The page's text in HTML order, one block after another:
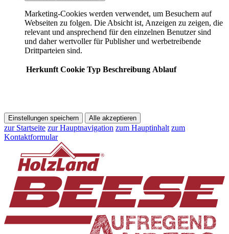
Marketing-Cookies werden verwendet, um Besuchern auf
Webseiten zu folgen. Die Absicht ist, Anzeigen zu zeigen, die
relevant und ansprechend für den einzelnen Benutzer sind
und daher wertvoller für Publisher und werbetreibende
Drittparteien sind.
Herkunft Cookie Typ Beschreibung Ablauf
Einstellungen speichern Alle akzeptieren
zur Startseite zur Hauptnavigation zum Hauptinhalt zum
Kontaktformular